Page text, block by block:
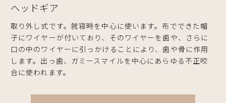
ヘッドギア
取り外し式です。就寝時を中心に使います。布でできた帽
子にワイヤーが付いており、そのワイヤーを歯や、さらに
口の中のワイヤーに引っかけることにより、歯や骨に作用
します。出っ歯、ガミースマイルを中心にあらゆる不正咬
合に使われます。